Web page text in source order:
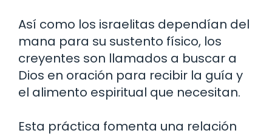
Así como los israelitas dependían del
mana para su sustento físico, los
creyentes son llamados a buscar a
Dios en oración para recibir la guía y
el alimento espiritual que necesitan.
Esta práctica fomenta una relación